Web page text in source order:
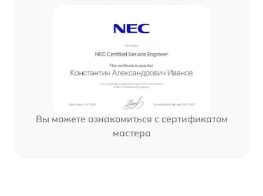
Вы можете ознакомиться с сертификатом
мастера